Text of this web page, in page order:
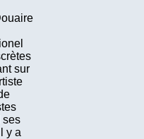
sur
ses
y a